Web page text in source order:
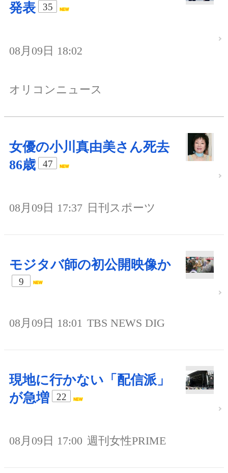
発表
35
08月09日 18:02
オリコンニュース
女優の小川真由美さん死去
86歳
47
08月09日 17:37 日刊スポーツ
モジタバ師の初公開映像か
9
08月09日 18:01 TBS NEWS DIG
現地に行かない「配信派」
が急増
22
08月09日 17:00 週刊女性PRIME